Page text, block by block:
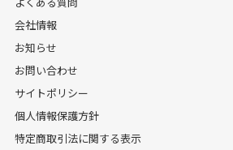
会社情報
お知らせ
お問い合わせ
サイトポリシー
個人情報保護方針
特定商取引法に関する表示